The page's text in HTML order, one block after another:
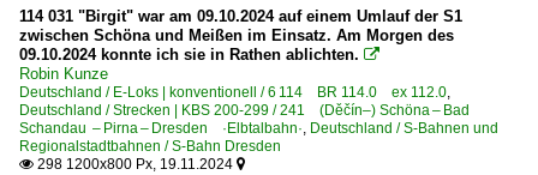
114 031 "Birgit" war am 09.10.2024 auf einem Umlauf der S1
zwischen Schöna und Meißen im Einsatz. Am Morgen des
09.10.2024 konnte ich sie in Rathen ablichten. 
Robin Kunze
Deutschland / E-Loks | konventionell / 6 114 BR 114.0 ex 112.0,
Deutschland / Strecken | KBS 200-299 / 241 (Děčín–) Schöna – Bad
Schandau – Pirna – Dresden ·Elbtalbahn·, Deutschland / S-Bahnen und
Regionalstadtbahnen / S-Bahn Dresden
 298 1200x800 Px, 19.11.2024 